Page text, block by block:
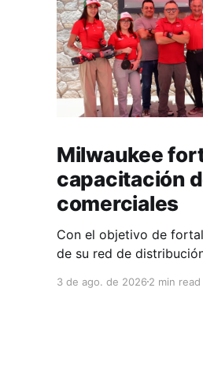
Milwaukee
capacitación
comerciales
Con el objetivo de
de su red de
desempeño comercial y
3 de ago. de 2026 2 min read